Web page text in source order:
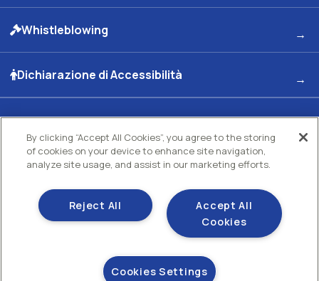
Whistleblowing
Dichiarazione di Accessibilità
Kuwait Petroleum Italia S.p.A
Sede legale e Uffici: Viale dell'Oceano Indiano 13 00144 - ROMA
Partita Iva 00891951006 C.F. 00435970587 C.S. Euro 130.000.000 int. vers. R.E.A di
Roma N.73832 Uff. Reg. Imprese di Roma
Kuwait Petroleum Corporation
Gestisci i tuoi cookie
By clicking “Accept All Cookies”, you agree to the storing
of cookies on your device to enhance site navigation,
analyze site usage, and assist in our marketing efforts.
Accept All
Cookies
Reject All
Cookies Settings